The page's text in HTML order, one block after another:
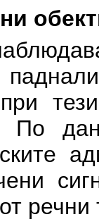
По
речни